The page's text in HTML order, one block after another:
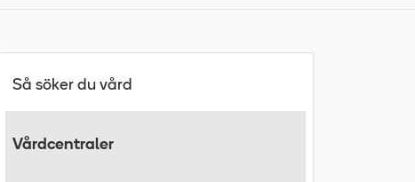
Så söker du vård
Vårdcentraler